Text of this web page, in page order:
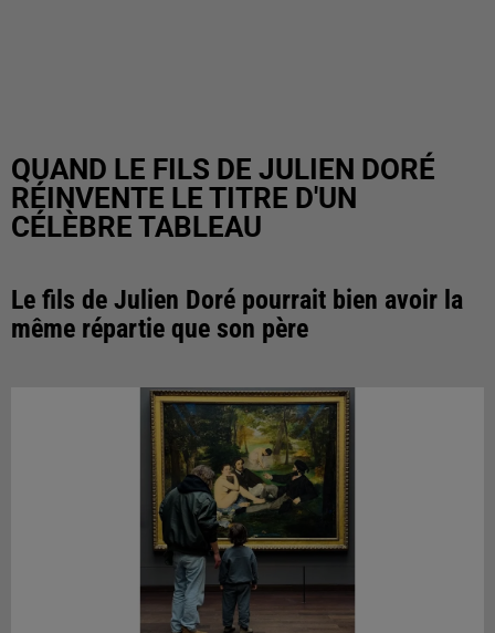
QUAND LE FILS DE JULIEN DORÉ
RÉINVENTE LE TITRE D'UN
CÉLÈBRE TABLEAU
Le fils de Julien Doré pourrait bien avoir la
même répartie que son père